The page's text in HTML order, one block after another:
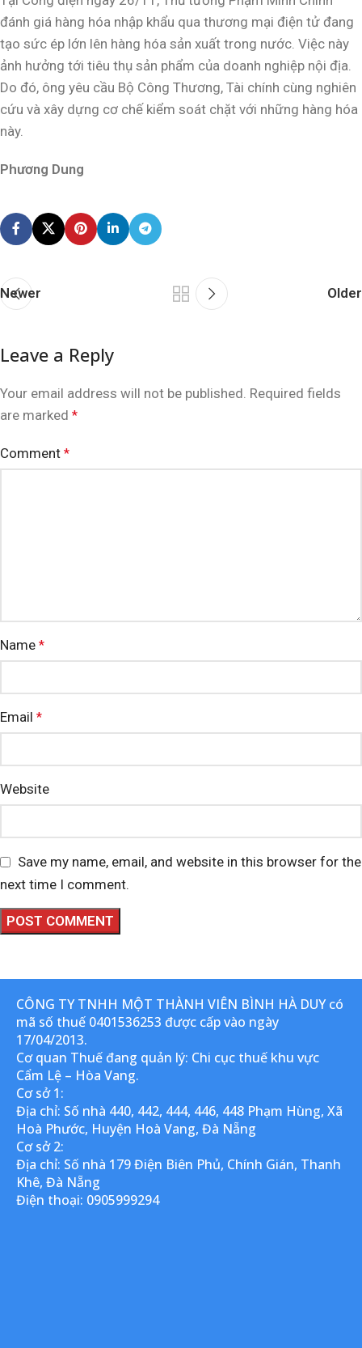
đánh giá hàng hóa nhập khẩu qua thương mại điện tử đang
tạo sức ép lớn lên hàng hóa sản xuất trong nước. Việc này
ảnh hưởng tới tiêu thụ sản phẩm của doanh nghiệp nội địa.
Do đó, ông yêu cầu Bộ Công Thương, Tài chính cùng nghiên
cứu và xây dựng cơ chế kiểm soát chặt với những hàng hóa
này.
Phương Dung
Newer Older
Leave a Reply
Your email address will not be published. Required fields
are marked *
Comment *
Name *
Email *
Website
Save my name, email, and website in this browser for the
next time I comment.
CÔNG TY TNHH MỘT THÀNH VIÊN BÌNH HÀ DUY có
mã số thuế 0401536253 được cấp vào ngày
17/04/2013.
Cơ quan Thuế đang quản lý: Chi cục thuế khu vực
Cẩm Lệ – Hòa Vang.
Cơ sở 1:
Địa chỉ: Số nhà 440, 442, 444, 446, 448 Phạm Hùng, Xã
Hoà Phước, Huyện Hoà Vang, Đà Nẵng
Cơ sở 2:
Địa chỉ: Số nhà 179 Điện Biên Phủ, Chính Gián, Thanh
Khê, Đà Nẵng
Điện thoại: 0905999294